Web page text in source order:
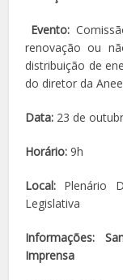
Evento:
renovação ou
distribuição de
do diretor da
Data: 23 de
Horário: 9h
Local: Plenário
Legislativa
Informações:
Imprensa